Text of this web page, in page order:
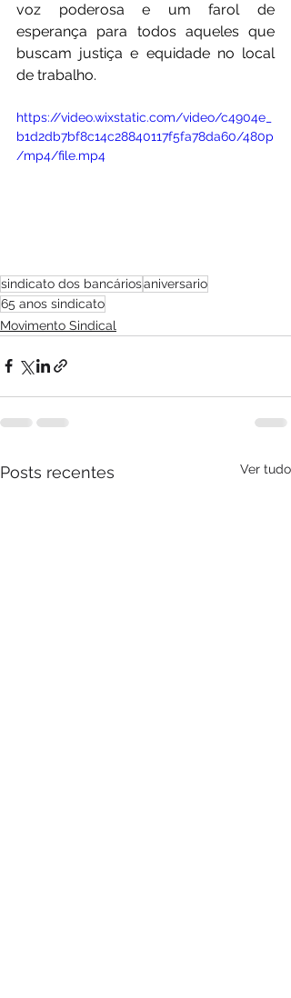
voz poderosa e um farol de
esperança para todos aqueles que
buscam justiça e equidade no local
de trabalho.
https://video.wixstatic.com/video/c4904e_
b1d2db7bf8c14c28840117f5fa78da60/480p
/mp4/file.mp4
sindicato dos bancáriosaniversario
65 anos sindicato
Movimento Sindical
Posts recentes Ver tudo